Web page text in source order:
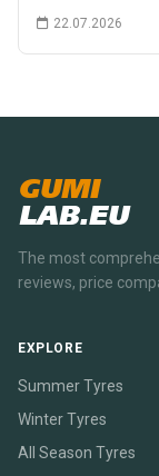
22.07.2026
GUMI
LAB.EU
The most
reviews, price
EXPLORE
Summer Tyres
Winter Tyres
All Season Tyres